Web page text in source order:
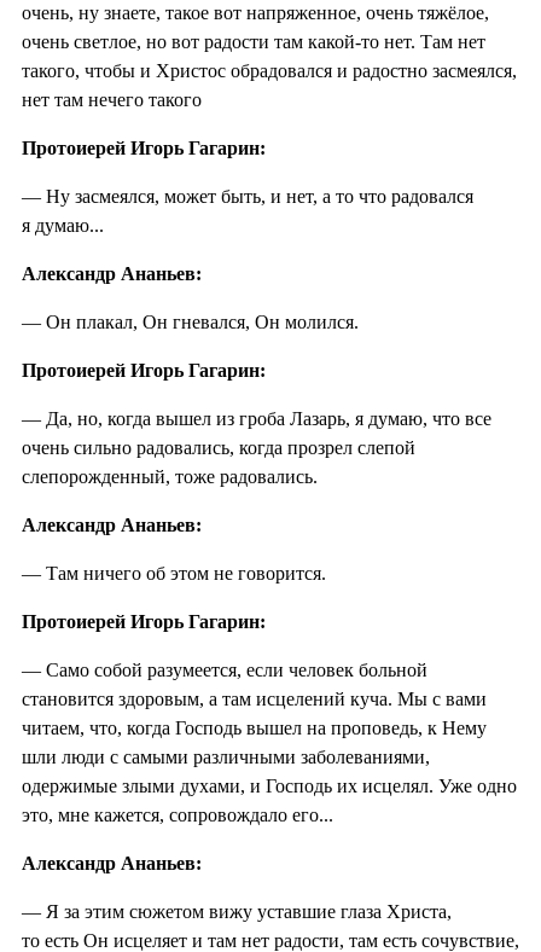
очень, ну знаете, такое вот напряженное, очень тяжёлое,
очень светлое, но вот радости там какой-то нет. Там нет
такого, чтобы и Христос обрадовался и радостно засмеялся,
нет там нечего такого
Протоиерей Игорь Гагарин:
— Ну засмеялся, может быть, и нет, а то что радовался
я думаю...
Александр Ананьев:
— Он плакал, Он гневался, Он молился.
Протоиерей Игорь Гагарин:
— Да, но, когда вышел из гроба Лазарь, я думаю, что все
очень сильно радовались, когда прозрел слепой
слепорожденный, тоже радовались.
Александр Ананьев:
— Там ничего об этом не говорится.
Протоиерей Игорь Гагарин:
— Само собой разумеется, если человек больной
становится здоровым, а там исцелений куча. Мы с вами
читаем, что, когда Господь вышел на проповедь, к Нему
шли люди с самыми различными заболеваниями,
одержимые злыми духами, и Господь их исцелял. Уже одно
это, мне кажется, сопровождало его...
Александр Ананьев:
— Я за этим сюжетом вижу уставшие глаза Христа,
то есть Он исцеляет и там нет радости, там есть сочувствие,